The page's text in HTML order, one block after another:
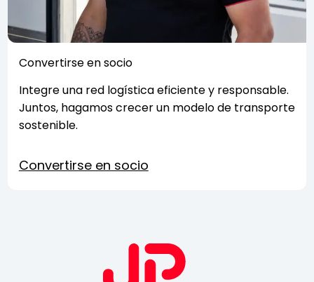
Convertirse en socio
Integre una red logística eficiente y responsable.
Juntos, hagamos crecer un modelo de transporte
sostenible.
Convertirse en socio